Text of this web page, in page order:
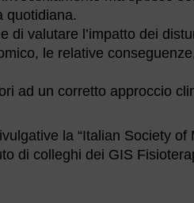
quotidiana.
di valutare l’impatto dei
le relative
ad un corretto approccio
la “Italian Society
di colleghi dei GIS